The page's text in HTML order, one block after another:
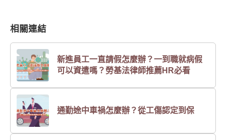
相關連結
新進員工一直請假怎麼辦？一到職就病假
可以資遣嗎？勞基法律師推薦HR必看
通勤途中車禍怎麼辦？從工傷認定到保